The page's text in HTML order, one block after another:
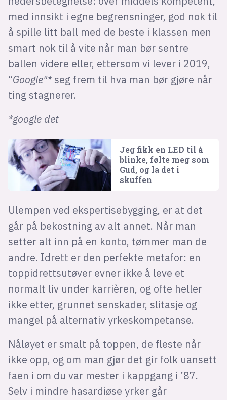
med innsikt i egne begrensninger, god nok til
å spille litt ball med de beste i klassen men
smart nok til å vite når man bør sentre
ballen videre eller, ettersom vi lever i 2019,
“Google"*seg frem til hva man bør gjøre når
ting stagnerer.
*google det
Jeg fikk en LED til å
blinke, følte meg som
Gud, og la det i
skuffen
Ulempen ved ekspertisebygging, er at det
går på bekostning av alt annet. Når man
setter alt inn på en konto, tømmer man de
andre. Idrett er den perfekte metafor: en
toppidrettsutøver evner ikke å leve et
normalt liv under karrièren, og ofte heller
ikke etter, grunnet senskader, slitasje og
mangel på alternativ yrkeskompetanse.
Nåløyet er smalt på toppen, de fleste når
ikke opp, og om man gjør det gir folk uansett
faen i om du var mester i kappgang i ’87.
Selv i mindre hasardiøse yrker går